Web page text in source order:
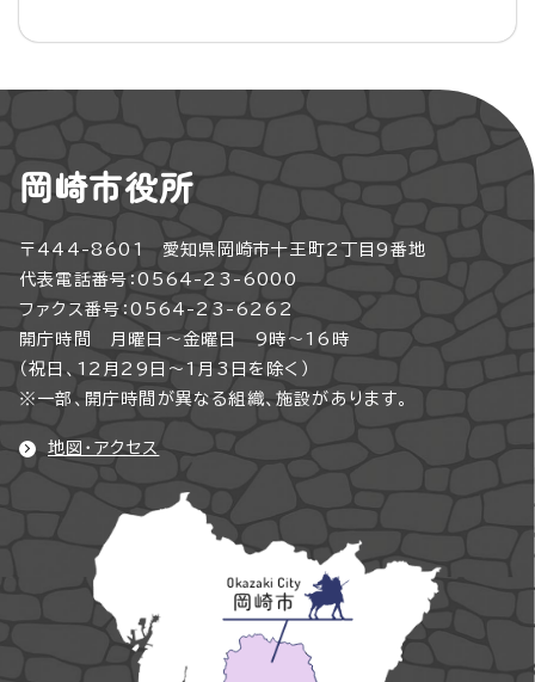
岡崎市役所
〒444-8601 愛知県岡崎市十王町2丁目9番地
代表電話番号：0564-23-6000
ファクス番号：0564-23-6262
開庁時間 月曜日～金曜日 9時～16時
（祝日、12月29日～1月3日を除く）
※一部、開庁時間が異なる組織、施設があります。
地図・アクセス